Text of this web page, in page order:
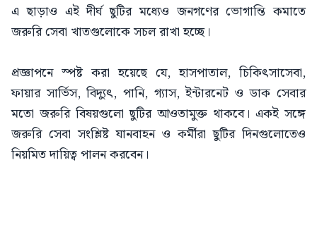
এ ছাড়াও এই দীর্ঘ ছুটির মধ্যেও জনগণের ভোগান্তি কমাতে
জরুরি সেবা খাতগুলোকে সচল রাখা হচ্ছে।
প্রজ্ঞাপনে স্পষ্ট করা হয়েছে যে, হাসপাতাল, চিকিৎসাসেবা,
ফায়ার সার্ভিস, বিদ্যুৎ, পানি, গ্যাস, ইন্টারনেট ও ডাক সেবার
মতো জরুরি বিষয়গুলো ছুটির আওতামুক্ত থাকবে। একই সঙ্গে
জরুরি সেবা সংশ্লিষ্ট যানবাহন ও কর্মীরা ছুটির দিনগুলোতেও
নিয়মিত দায়িত্ব পালন করবেন।